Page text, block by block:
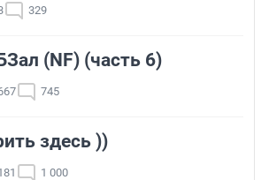
329
(NF) (часть 6)
745
здесь ))
1 000